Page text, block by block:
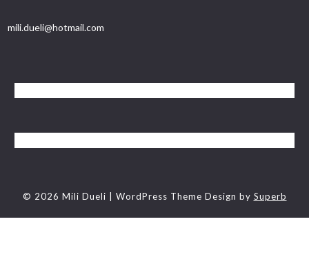
mili.dueli@hotmail.com
© 2026 Mili Dueli | WordPress Theme Design by Superb